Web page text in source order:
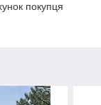
покупця